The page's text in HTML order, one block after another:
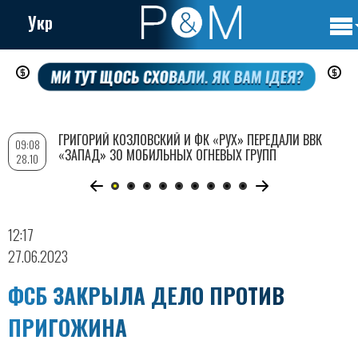
Перейти
содержанию
Укр
12:17
27.06.2023
ФСБ ЗАКРЫЛА ДЕЛО ПРОТИВ
ПРИГОЖИНА
09:08
28.10
ГРИГОРИЙ КОЗЛОВСКИЙ И ФК «РУХ» ПЕРЕДАЛИ ВВК
«ЗАПАД» 30 МОБИЛЬНЫХ ОГНЕВЫХ ГРУПП